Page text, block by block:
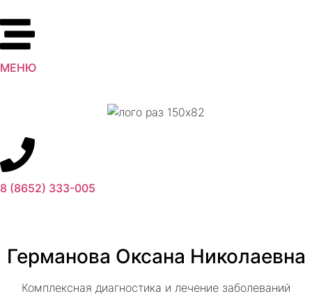
МЕНЮ
8 (8652) 333-005
Германова Оксана Николаевна
Комплексная диагностика и лечение заболеваний